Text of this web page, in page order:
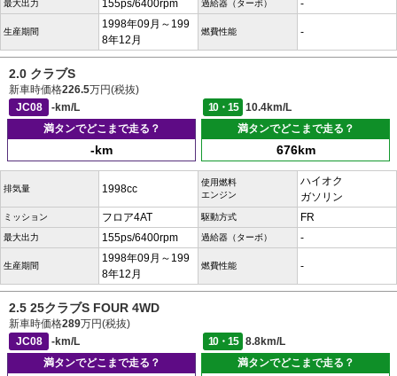
最大出力 155ps/6400rpm 過給器（ターボ） -
生産期間
1998年09月～199
8年12月
燃費性能 -
2.0 クラブS
新車時価格226.5万円(税抜)
JC08
-km/L 10・15
10.4km/L
満タンでどこまで走る？
-km
満タンでどこまで走る？
676km
排気量 1998cc
使用燃料
エンジン
ハイオク
ガソリン
ミッション フロア4AT 駆動方式 FR
最大出力 155ps/6400rpm 過給器（ターボ） -
生産期間
1998年09月～199
8年12月
燃費性能 -
2.5 25クラブS FOUR 4WD
新車時価格289万円(税抜)
JC08
-km/L 10・15
8.8km/L
満タンでどこまで走る？
満タンでどこまで走る？